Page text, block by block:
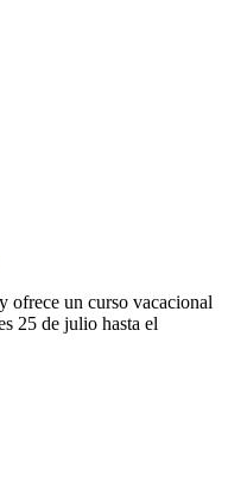
ofrece un curso vacacional
25 de julio hasta el